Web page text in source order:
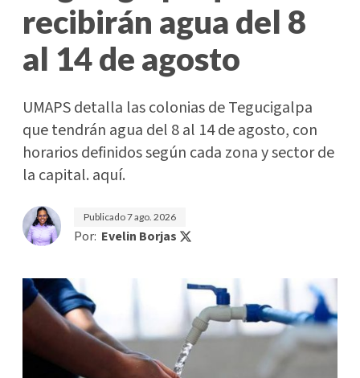
recibirán agua del 8
al 14 de agosto
UMAPS detalla las colonias de Tegucigalpa
que tendrán agua del 8 al 14 de agosto, con
horarios definidos según cada zona y sector de
la capital. aquí.
Publicado7 ago. 2026
Por: Evelin Borjas